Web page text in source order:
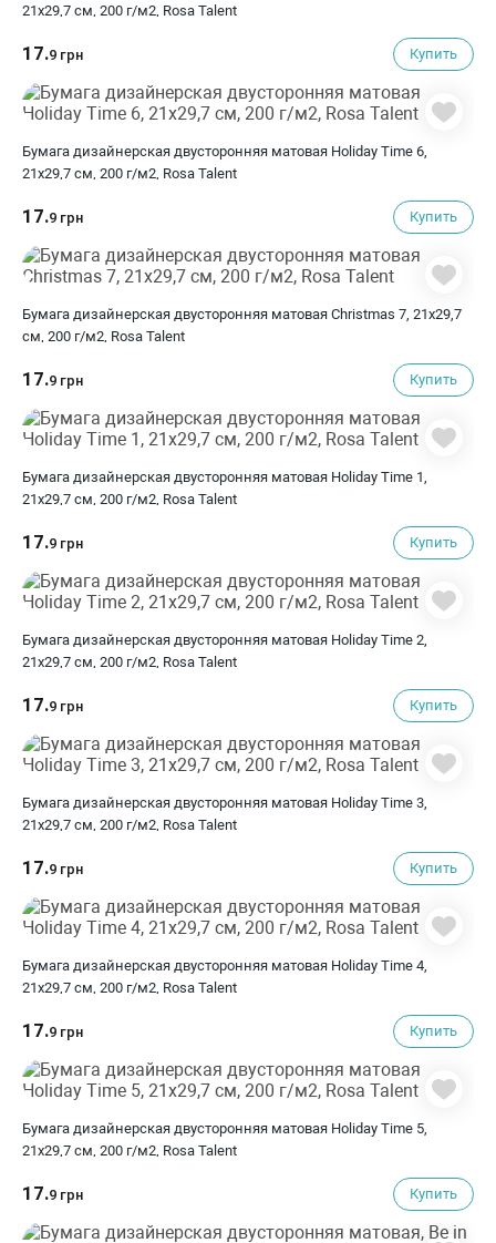
21х29,7 см, 200 г/м2, Rosa Talent
17.9 грн Купить
Бумага дизайнерская двусторонняя матовая Holiday Time 6,
21х29,7 см, 200 г/м2, Rosa Talent
17.9 грн Купить
Бумага дизайнерская двусторонняя матовая Christmas 7, 21х29,7
см, 200 г/м2, Rosa Talent
17.9 грн Купить
Бумага дизайнерская двусторонняя матовая Holiday Time 1,
21х29,7 см, 200 г/м2, Rosa Talent
17.9 грн Купить
Бумага дизайнерская двусторонняя матовая Holiday Time 2,
21х29,7 см, 200 г/м2, Rosa Talent
17.9 грн Купить
Бумага дизайнерская двусторонняя матовая Holiday Time 3,
21х29,7 см, 200 г/м2, Rosa Talent
17.9 грн Купить
Бумага дизайнерская двусторонняя матовая Holiday Time 4,
21х29,7 см, 200 г/м2, Rosa Talent
17.9 грн Купить
Бумага дизайнерская двусторонняя матовая Holiday Time 5,
21х29,7 см, 200 г/м2, Rosa Talent
17.9 грн Купить